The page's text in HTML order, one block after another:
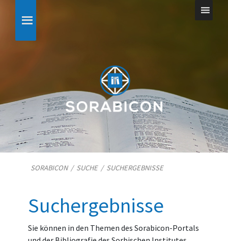
SORABICON/ SUCHE/ SUCHERGEBNISSE
Suchergebnisse
Sie können in den Themen des Sorabicon-Portals